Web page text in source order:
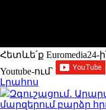
Հետևե՛ք Euromedia24-
Youtube-ում`
Լրահոս
Զգուշացում․
մարզերում բարձր